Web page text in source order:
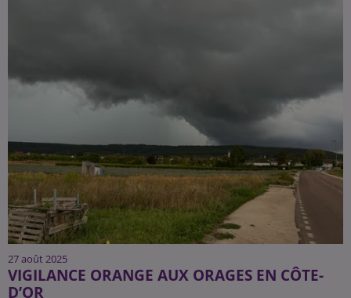
27 août 2025
VIGILANCE ORANGE AUX ORAGES EN CÔTE-
D’OR